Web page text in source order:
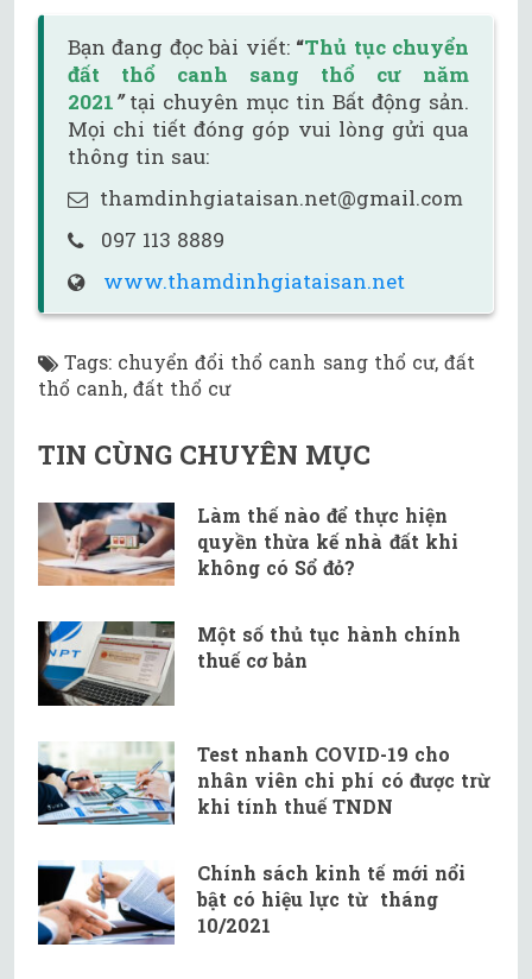
Bạn đang đọc bài viết: “Thủ tục chuyển
đất thổ canh sang thổ cư năm
2021”tại chuyên mục tin Bất động sản.
Mọi chi tiết đóng góp vui lòng gửi qua
thông tin sau:
thamdinhgiataisan.net@gmail.com
097 113 8889
www.thamdinhgiataisan.net
Tags: chuyển đổi thổ canh sang thổ cư, đất
thổ canh,đất thổ cư
TIN CÙNG CHUYÊN MỤC
Làm thế nào để thực hiện
quyền thừa kế nhà đất khi
không có Sổ đỏ?
Một số thủ tục hành chính
thuế cơ bản
Test nhanh COVID-19 cho
nhân viên chi phí có được trừ
khi tính thuế TNDN
Chính sách kinh tế mới nổi
bật có hiệu lực từ tháng
10/2021